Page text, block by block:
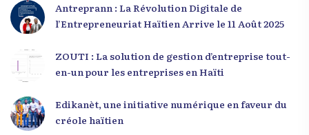
Antreprann : La Révolution Digitale de
l’Entrepreneuriat Haïtien Arrive le 11 Août 2025
ZOUTI : La solution de gestion d’entreprise tout-
en-un pour les entreprises en Haïti
Edikanèt, une initiative numérique en faveur du
créole haïtien